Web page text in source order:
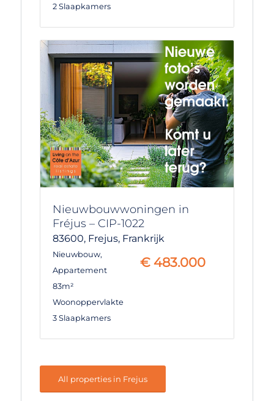
2 Slaapkamers
Nieuwbouwwoningen in
Fréjus – CIP-1022
83600, Frejus, Frankrijk
Nieuwbouw,
Appartement
83m²
Woonoppervlakte
3 Slaapkamers
€ 483.000
All properties in Frejus